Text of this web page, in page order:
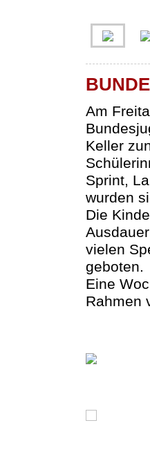
Am
Keller
Sprint,
wurden
Die
vielen
geboten.
Eine
Rahmen